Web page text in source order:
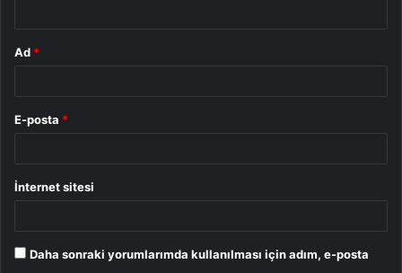
Ad *
E-posta *
İnternet sitesi
Daha sonraki yorumlarımda kullanılması için adım, e-posta